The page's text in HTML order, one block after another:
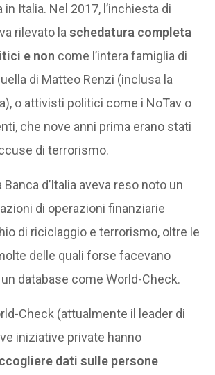
in Italia. Nel 2017, l’inchiesta di
rilevato laschedatura completa
e non come l’intera famiglia di
di Matteo Renzi (inclusa la
o attivisti politici come i NoTav o
che nove anni prima erano stati
di terrorismo.
Banca d’Italia aveva reso noto un
di operazioni finanziarie
di riciclaggio e terrorismo, oltre le
delle quali forse facevano
database come World-Check.
Check (attualmente il leader di
iniziative private hanno
dati sulle persone